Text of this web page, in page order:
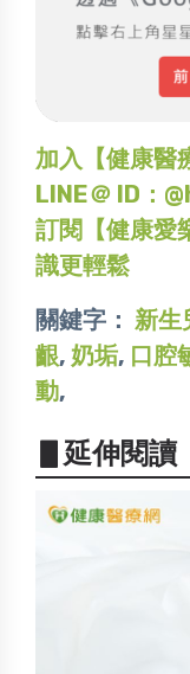
加入【健康醫
LINE＠ ID：
訂閱【健康愛
識更輕鬆
關鍵字： 新生
齦, 奶垢, 口腔
動,
▋延伸閱讀